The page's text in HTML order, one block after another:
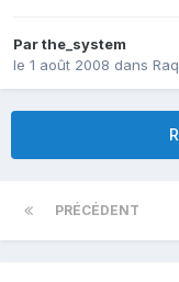
Parthe_system
le 1 août 2008 dans
PRÉCÉDENT